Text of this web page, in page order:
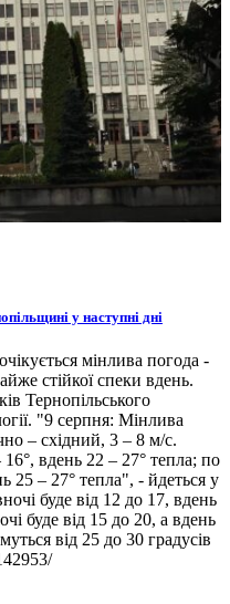
у наступні дні
мінлива погода -
стійкої спеки вдень.
Тернопільського
"9 серпня: Мінлива
– східний, 3 – 8 м/с.
вдень 22 – 27° тепла; по
25 – 27° тепла", - йдеться у
буде від 12 до 17, вдень
буде від 15 до 20, а вдень
від 25 до 30 градусів